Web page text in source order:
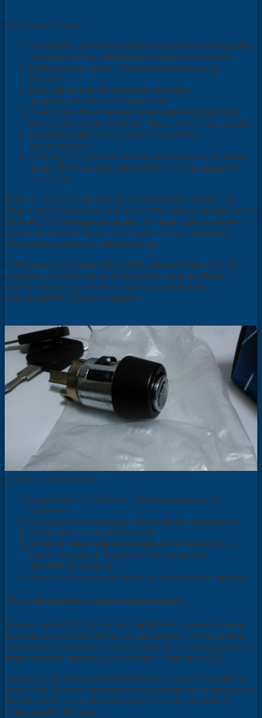
Действия таковы.
На Калине при снятии кожуха колонки необходимо
вытянуть ручку регулировки положения руля.
Также нужно снять уплотнительное кольцо
обоймы.
Дальше нужно отсоединить колодку
иммобилайзера и колодку узла.
Опять-таки при помощи зубила выкручиваются
болты крепления обоймы. Здесь их четыре штуки.
Удаляем дефектный элемент вместе с
кронштейном.
Новый узел устанавливаем, двигаясь по пунктам
назад. Используем вновь болты со срываемой
головкой.
Всю эту технологию при желании можно изучить по
видео под названием «как поменять замок зажигания на
Калине». Что интересно, видео по теме «как поменять
замок на Газели» будет выглядеть очень похожим,
поскольку процессы аналогичные.
Теперь еще обсудим процедуру, раскрывающую, как
поменять неисправный замок зажигания на Ниве.
Данный процесс осуществляется по аналогии с
классикой ВАЗ. Берут отвертку.
Делают следующее.
Открепляют и убирают облицовку рулевой
колонки.
Отсоединяют провода, запомнив их положение.
Откручивают два крепления.
Вставив ключ, зафиксировав его у метки «0», а
также утопив сбоку фиксатор отверткой,
извлекают обойму.
Новый узел устанавливается в обратном порядке.
Пара замечаний и цена переустановки
Порой случается так, что автолюбитель поменял замок
зажигания, но автомобиль не заводится. Скорее всего,
подобная неприятность происходит из-за неправильного
подключения проводов, особенно у классики ВАЗ.
Однако если все же автолюбитель не рассчитывает на
свои силы, можно произвести изложенную операцию в
автосервисе. А сколько это будет стоить, указано в
следующей таблице.